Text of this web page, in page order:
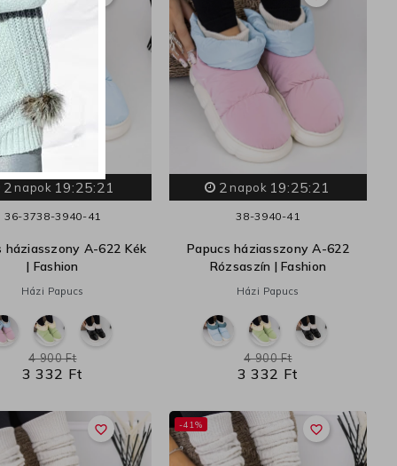
2 napok 19:25:20
36-3738-3940-41
háziasszony A-622 Kék
| Fashion
Házi Papucs
3 332 Ft
4 900 Ft
2 napok 19:25:20
38-3940-41
Papucs háziasszony A-622
Rózsaszín | Fashion
Házi Papucs
3 332 Ft
4 900 Ft
favorite_border favorite_border
-41%